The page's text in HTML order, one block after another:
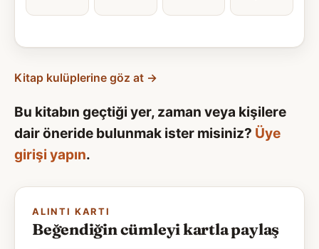
Kitap kulüplerine göz at →
Bu kitabın geçtiği yer, zaman veya kişilere
dair öneride bulunmak ister misiniz? Üye
girişi yapın.
ALINTI KARTI
Beğendiğin cümleyi kartla paylaş